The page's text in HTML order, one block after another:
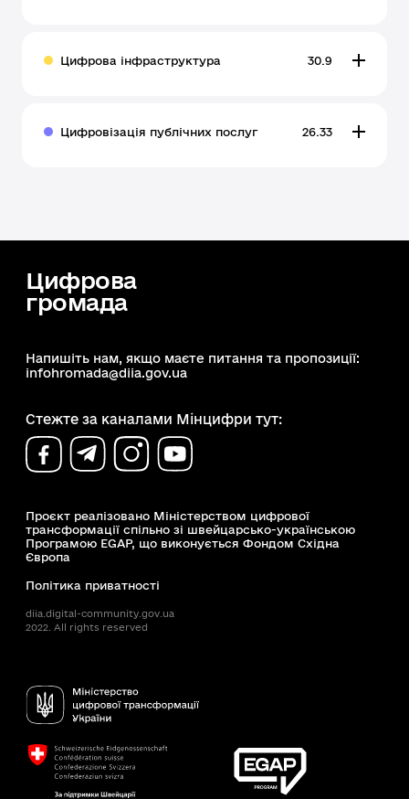
Цифрова інфраструктура 30.9
Цифровізація публічних послуг 26.33
Цифрова
громада
Напишіть нам, якщо маєте питання та пропозиції:
infohromada@diia.gov.ua
Стежте за каналами Мінцифри тут:
Проєкт реалізовано Міністерством цифрової
трансформації спільно зі швейцарсько-українською
Програмою EGAP, що виконується Фондом Східна
Європа
Політика приватності
diia.digital-community.gov.ua
2022. All rights reserved